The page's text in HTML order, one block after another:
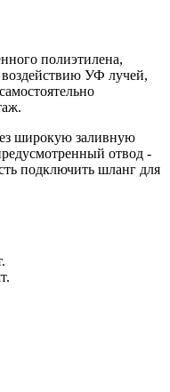
полиэтилена,
УФ лучей,
широкую заливную
отвод -
подключить шланг для